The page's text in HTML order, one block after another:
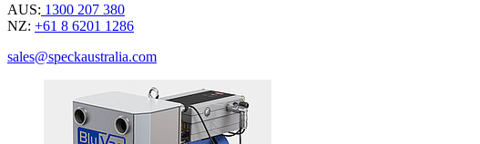
AUS: 1300 207 380
NZ: +61 8 6201 1286
sales@speckaustralia.com